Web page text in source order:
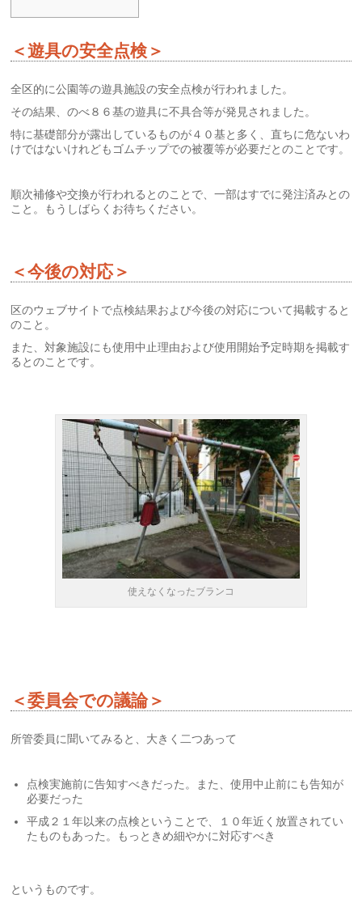
＜遊具の安全点検＞
全区的に公園等の遊具施設の安全点検が行われました。
その結果、のべ８６基の遊具に不具合等が発見されました。
特に基礎部分が露出しているものが４０基と多く、直ちに危ないわ
けではないけれどもゴムチップでの被覆等が必要だとのことです。
順次補修や交換が行われるとのことで、一部はすでに発注済みとの
こと。もうしばらくお待ちください。
＜今後の対応＞
区のウェブサイトで点検結果および今後の対応について掲載すると
のこと。
また、対象施設にも使用中止理由および使用開始予定時期を掲載す
るとのことです。
使えなくなったブランコ
＜委員会での議論＞
所管委員に聞いてみると、大きく二つあって
点検実施前に告知すべきだった。また、使用中止前にも告知が
必要だった
平成２１年以来の点検ということで、１０年近く放置されてい
たものもあった。もっときめ細やかに対応すべき
というものです。